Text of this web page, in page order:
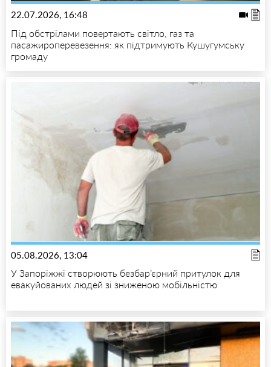
22.07.2026, 16:48
Під обстрілами повертають світло, газ та
пасажироперевезення: як підтримують Кушугумську
громаду
05.08.2026, 13:04
У Запоріжжі створюють безбар’єрний притулок для
евакуйованих людей зі зниженою мобільністю